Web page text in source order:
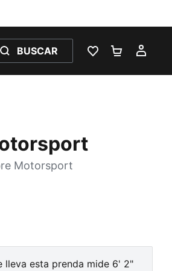
BUSCAR
LISTA DE
Motorsport
lleva esta prenda mide 6' 2"